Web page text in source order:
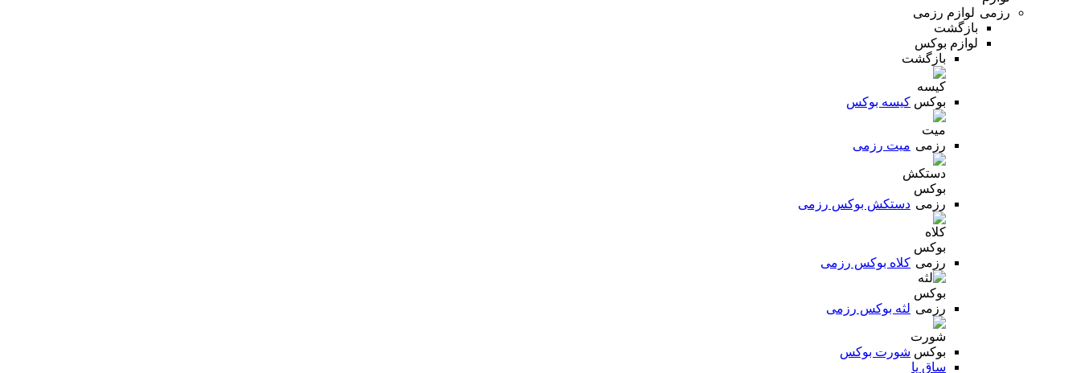
لوازم رزمی
بازگشت
لوازم بوکس
بازگشت
کیسه بوکس
میت رزمی
دستکش بوکس رزمی
کلاه بوکس رزمی
لثه بوکس رزمی
شورت بوکس
ساق پا